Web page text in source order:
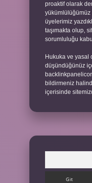
proaktif olarak
yükümlülüğümüz
üyelerimiz
taşımakta olup,
sorumluluğu
Hukuka ve yasal
düşündüğünüz
bildirmeniz
içerisinde